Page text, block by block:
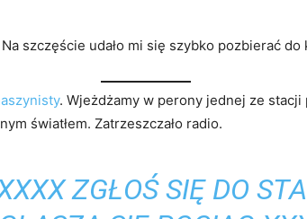
szczęście udało mi się szybko pozbierać do
. Wjeżdżamy w perony jednej ze
światłem. Zatrzeszczało radio.
ZGŁOŚ SIĘ DO